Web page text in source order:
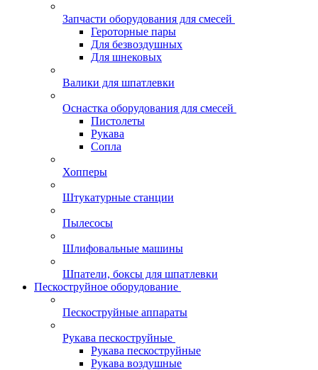
Запчасти оборудования для смесей
Героторные пары
Для безвоздушных
Для шнековых
Валики для шпатлевки
Оснастка оборудования для смесей
Пистолеты
Рукава
Сопла
Хопперы
Штукатурные станции
Пылесосы
Шлифовальные машины
Шпатели, боксы для шпатлевки
Пескоструйное оборудование
Пескоструйные аппараты
Рукава пескоструйные
Рукава пескоструйные
Рукава воздушные